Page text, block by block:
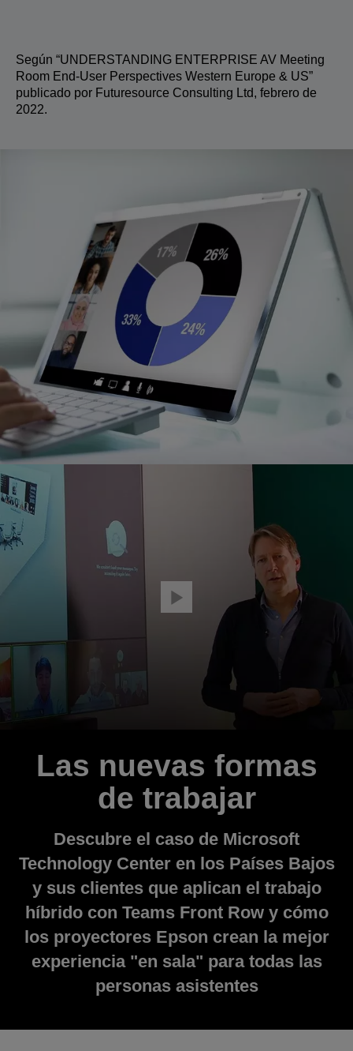
Según “UNDERSTANDING ENTERPRISE AV Meeting
Room End-User Perspectives Western Europe & US”
publicado por Futuresource Consulting Ltd, febrero de
2022.
Las nuevas formas
de trabajar
Descubre el caso de Microsoft
Technology Center en los Países Bajos
y sus clientes que aplican el trabajo
híbrido con Teams Front Row y cómo
los proyectores Epson crean la mejor
experiencia "en sala" para todas las
personas asistentes